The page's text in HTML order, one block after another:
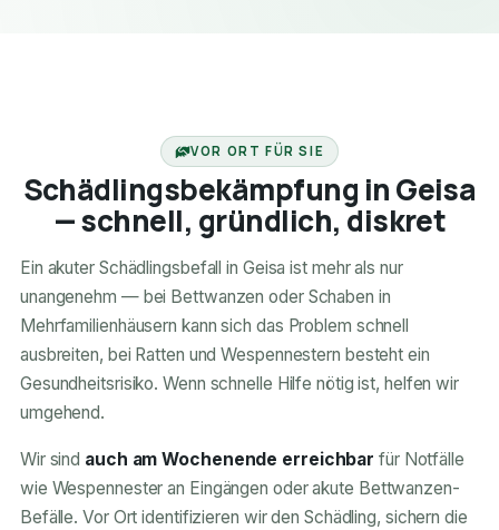
VOR ORT FÜR SIE
Schädlingsbekämpfung in Geisa
— schnell, gründlich, diskret
Ein akuter Schädlingsbefall in Geisa ist mehr als nur
unangenehm — bei Bettwanzen oder Schaben in
Mehrfamilienhäusern kann sich das Problem schnell
ausbreiten, bei Ratten und Wespennestern besteht ein
Gesundheitsrisiko. Wenn schnelle Hilfe nötig ist, helfen wir
umgehend.
Wir sind auch am Wochenende erreichbar für Notfälle
wie Wespennester an Eingängen oder akute Bettwanzen-
Befälle. Vor Ort identifizieren wir den Schädling, sichern die